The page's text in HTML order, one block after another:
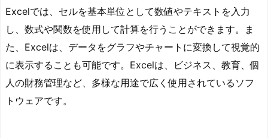
Excelでは、セルを基本単位として数値やテキストを入力
し、数式や関数を使用して計算を行うことができます。ま
た、Excelは、データをグラフやチャートに変換して視覚的
に表示することも可能です。Excelは、ビジネス、教育、個
人の財務管理など、多様な用途で広く使用されているソフ
トウェアです。